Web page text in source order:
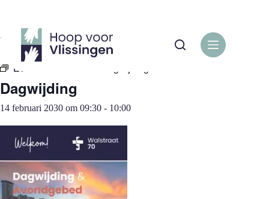
inhoud
« Alle Evenementen
Evenementenreeks:
Dagwijding
14 februari 2030 om 09:30 - 10:00